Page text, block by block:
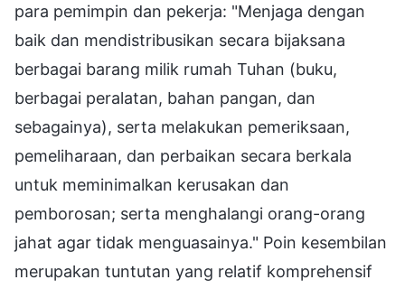
para pemimpin dan pekerja: "Menjaga dengan
baik dan mendistribusikan secara bijaksana
berbagai barang milik rumah Tuhan (buku,
berbagai peralatan, bahan pangan, dan
sebagainya), serta melakukan pemeriksaan,
pemeliharaan, dan perbaikan secara berkala
untuk meminimalkan kerusakan dan
pemborosan; serta menghalangi orang-orang
jahat agar tidak menguasainya." Poin kesembilan
merupakan tuntutan yang relatif komprehensif